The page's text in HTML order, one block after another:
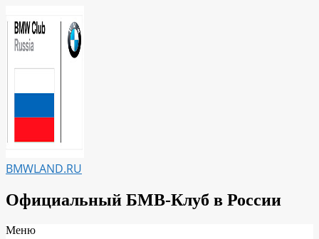
к
содержимому
BMWLAND.RU
Официальный БМВ-Клуб в России
Вторичное
Меню